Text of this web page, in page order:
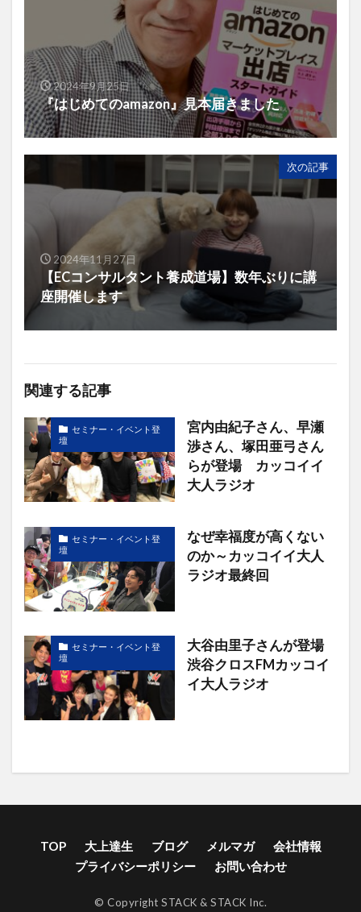
2024年9月25日
『はじめてのamazon』見本届きました
次の記事
2024年11月27日
【ECコンサルタント養成道場】数年ぶりに講
座開催します
関連する記事
セミナー・イベント登
壇
宮内由紀子さん、早瀬
渉さん、塚田亜弓さん
らが登場 カッコイイ
大人ラジオ
セミナー・イベント登
壇
なぜ幸福度が高くない
のか～カッコイイ大人
ラジオ最終回
セミナー・イベント登
壇
大谷由里子さんが登場
渋谷クロスFMカッコイ
イ大人ラジオ
TOP 大上達生 ブログ メルマガ
会社情報
プライバシーポリシー
お問い合わせ
© Copyright STACK & STACK Inc.